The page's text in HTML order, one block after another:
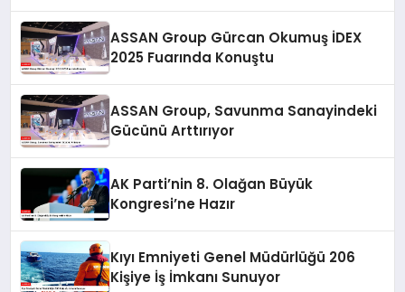
ASSAN Group Gürcan Okumuş İDEX
2025 Fuarında Konuştu
ASSAN Group, Savunma Sanayindeki
Gücünü Arttırıyor
AK Parti’nin 8. Olağan Büyük
Kongresi’ne Hazır
Kıyı Emniyeti Genel Müdürlüğü 206
Kişiye İş İmkanı Sunuyor